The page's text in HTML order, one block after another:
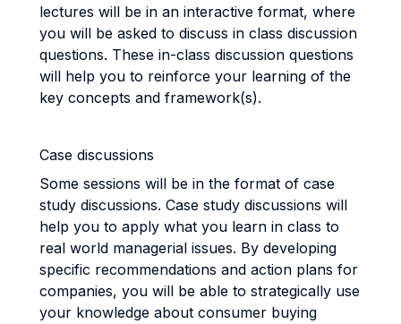
lectures will be in an interactive format, where
you will be asked to discuss in class discussion
questions. These in-class discussion questions
will help you to reinforce your learning of the
key concepts and framework(s).
Case discussions
Some sessions will be in the format of case
study discussions. Case study discussions will
help you to apply what you learn in class to
real world managerial issues. By developing
specific recommendations and action plans for
companies, you will be able to strategically use
your knowledge about consumer buying